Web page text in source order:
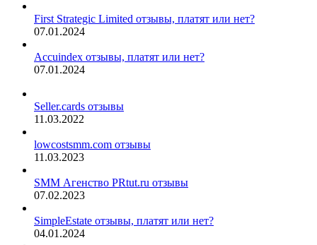
First Strategic Limited отзывы, платят или нет?
07.01.2024
Accuindex отзывы, платят или нет?
07.01.2024
Seller.cards отзывы
11.03.2022
lowcostsmm.com отзывы
11.03.2023
SMM Агенство PRtut.ru отзывы
07.02.2023
SimpleEstate отзывы, платят или нет?
04.01.2024